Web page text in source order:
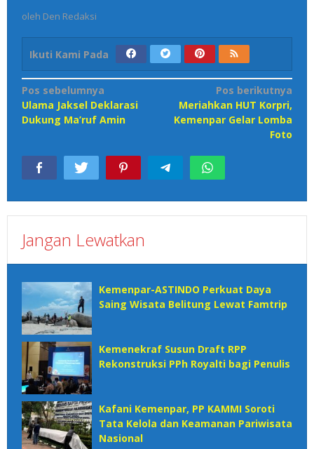
oleh Den Redaksi
Ikuti Kami Pada
Navigasi
pos
Pos sebelumnya
Ulama Jaksel Deklarasi
Dukung Ma’ruf Amin
Pos berikutnya
Meriahkan HUT Korpri,
Kemenpar Gelar Lomba
Foto
Jangan Lewatkan
Kemenpar-ASTINDO Perkuat Daya
Saing Wisata Belitung Lewat Famtrip
Kemenekraf Susun Draft RPP
Rekonstruksi PPh Royalti bagi Penulis
Kafani Kemenpar, PP KAMMI Soroti
Tata Kelola dan Keamanan Pariwisata
Nasional‎